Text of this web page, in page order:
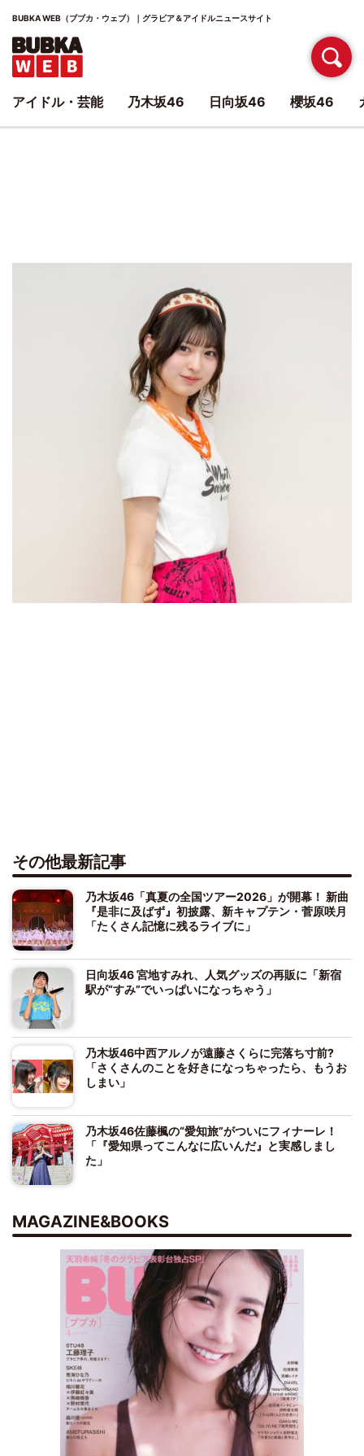
BUBKA WEB（ブブカ・ウェブ）｜グラビア＆アイドルニュースサイト
その他最新記事
乃木坂46「真夏の全国ツアー2026」が開幕！ 新曲
『是非に及ばず』初披露、新キャプテン・菅原咲月
「たくさん記憶に残るライブに」
日向坂46 宮地すみれ、人気グッズの再販に「新宿
駅が“すみ”でいっぱいになっちゃう」
乃木坂46中西アルノが遠藤さくらに完落ち寸前?
「さくさんのことを好きになっちゃったら、もうお
しまい」
乃木坂46佐藤楓の“愛知旅”がついにフィナーレ！
「『愛知県ってこんなに広いんだ』と実感しまし
た」
MAGAZINE&BOOKS
アイドル・芸能 乃木坂46 日向坂46 櫻坂46